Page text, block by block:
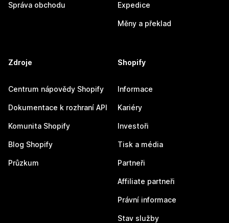
Správa obchodu Expedice
Měny a překlad
Zdroje
Centrum nápovědy Shopify
Dokumentace k rozhraní API
Komunita Shopify
Blog Shopify
Průzkum
Shopify
Informace
Kariéry
Investoři
Tisk a média
Partneři
Affiliate partneři
Právní informace
Stav služby